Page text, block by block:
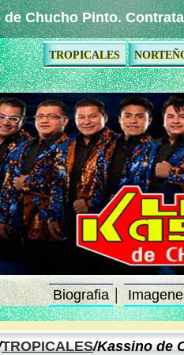
de Chucho Pinto.
TROPICALES
Biografia
TROPICALES/Kassino de